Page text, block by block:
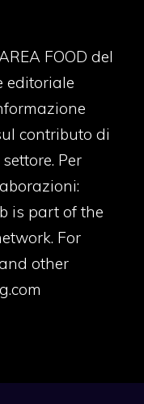
FOOD del
editoriale
contributo di
Per
is part of the
For
other